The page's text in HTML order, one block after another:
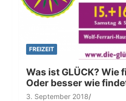
FREIZEIT
Was ist GLÜCK? Wie
Oder besser wie
3. September 2018